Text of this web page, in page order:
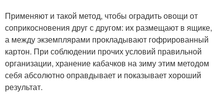
Применяют и такой метод, чтобы оградить овощи от
соприкосновения друг с другом: их размещают в ящике,
а между экземплярами прокладывают гофрированный
картон. При соблюдении прочих условий правильной
организации, хранение кабачков на зиму этим методом
себя абсолютно оправдывает и показывает хороший
результат.